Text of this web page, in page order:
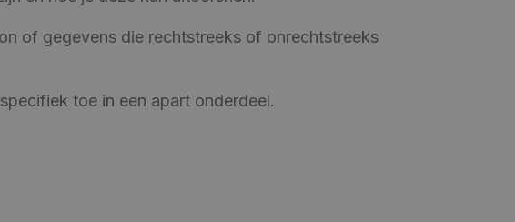
of gegevens die rechtstreeks of onrechtstreeks
toe in een apart onderdeel.